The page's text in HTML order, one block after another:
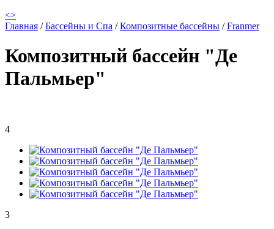
<>
Главная /Бассейны и Спа /Композитные бассейны /Franmer
Композитный бассейн "Де
Пальмьер"
4
3